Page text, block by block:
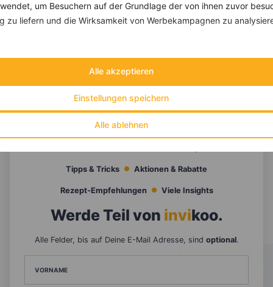
um Besuchern auf der Grundlage der von ihnen zuvor
zu liefern und die Wirksamkeit von Werbekampagnen zu
Alle ablehnen
Einstellungen speichern
Alle akzeptieren
Tipps & Tricks Aktionen & Rabatte
Rezept-Empfehlungen Viele Insights
Werde Teil von invikoo.
Alle Felder, bis auf Deine E-Mail Adresse, sind optional.
VORNAME